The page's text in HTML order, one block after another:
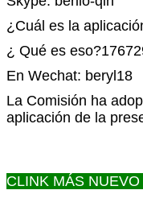
¿Cuál es la
¿ Qué es
En Wechat: beryl18
La Comisión ha
aplicación de la
CLINK MÁS